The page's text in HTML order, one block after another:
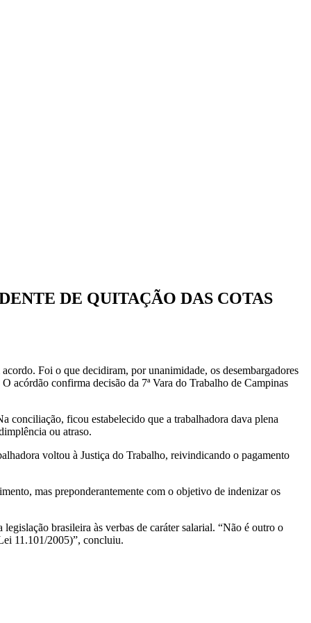
DE QUITAÇÃO DAS COTAS
Foi o que decidiram, por unanimidade, os desembargadores
acórdão confirma decisão da 7ª Vara do Trabalho de Campinas
conciliação, ficou estabelecido que a trabalhadora dava plena
ou atraso.
voltou à Justiça do Trabalho, reivindicando o pagamento
mas preponderantemente com o objetivo de indenizar os
brasileira às verbas de caráter salarial. “Não é outro o
11.101/2005)”, concluiu.